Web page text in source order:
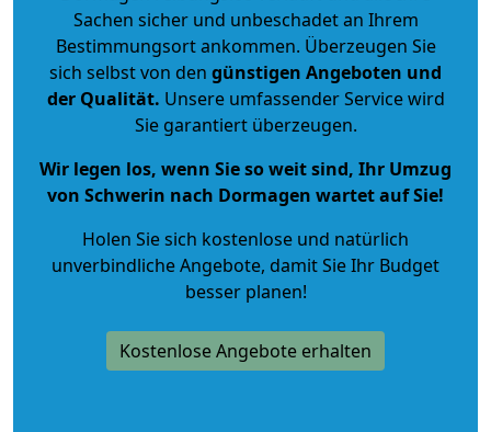
Sachen sicher und unbeschadet an Ihrem
Bestimmungsort ankommen. Überzeugen Sie
sich selbst von den günstigen Angeboten und
der Qualität. Unsere umfassender Service wird
Sie garantiert überzeugen.
Wir legen los, wenn Sie so weit sind, Ihr Umzug
von Schwerin nach Dormagen wartet auf Sie!
Holen Sie sich kostenlose und natürlich
unverbindliche Angebote, damit Sie Ihr Budget
besser planen!
Kostenlose Angebote erhalten